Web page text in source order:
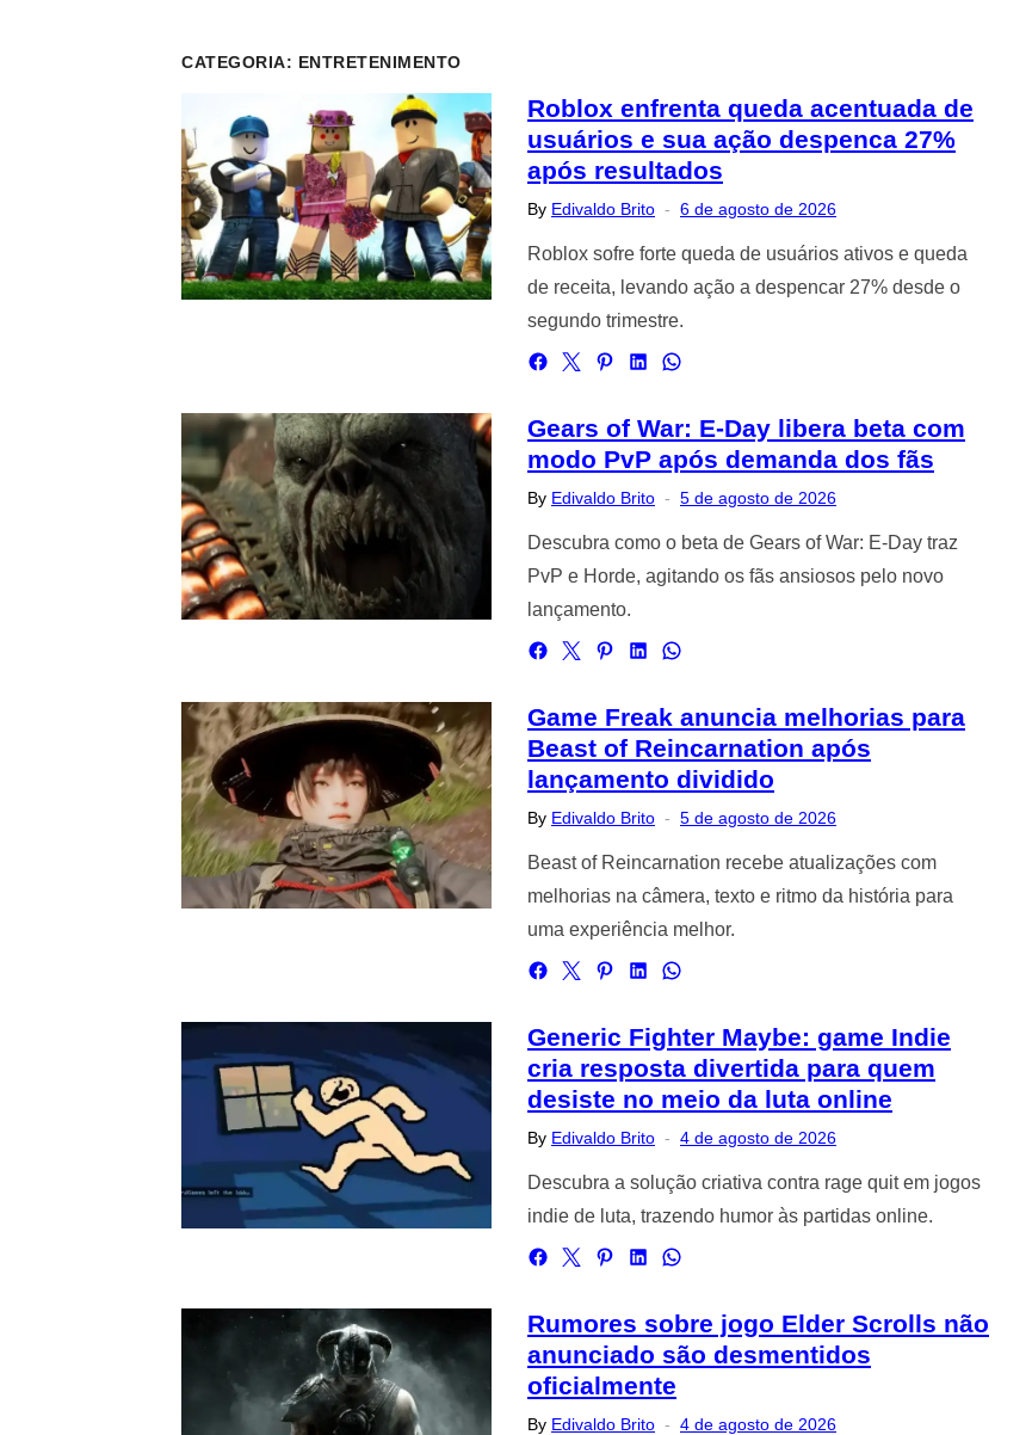
CATEGORIA: ENTRETENIMENTO
Roblox enfrenta queda acentuada de
usuários e sua ação despenca 27%
após resultados
By Edivaldo Brito
Posted
6 de agosto de 2026
Roblox sofre forte queda de usuários ativos e queda
de receita, levando ação a despencar 27% desde o
segundo trimestre.
Gears of War: E-Day libera beta com
modo PvP após demanda dos fãs
By Edivaldo Brito
Posted
5 de agosto de 2026
Descubra como o beta de Gears of War: E-Day traz
PvP e Horde, agitando os fãs ansiosos pelo novo
lançamento.
Game Freak anuncia melhorias para
Beast of Reincarnation após
lançamento dividido
By Edivaldo Brito
Posted
5 de agosto de 2026
Beast of Reincarnation recebe atualizações com
melhorias na câmera, texto e ritmo da história para
uma experiência melhor.
Generic Fighter Maybe: game Indie
cria resposta divertida para quem
desiste no meio da luta online
By Edivaldo Brito
Posted
4 de agosto de 2026
Descubra a solução criativa contra rage quit em jogos
indie de luta, trazendo humor às partidas online.
Rumores sobre jogo Elder Scrolls não
anunciado são desmentidos
oficialmente
By Edivaldo Brito
Posted
4 de agosto de 2026